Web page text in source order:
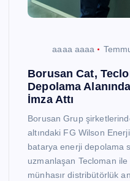
aaaa aaaa
Borusan Cat,
Depolama
İmza Attı
Borusan Grup
altındaki FG Wilson
batarya enerji depolama
uzmanlaşan Tecloman ile
münhasır distribütörlük